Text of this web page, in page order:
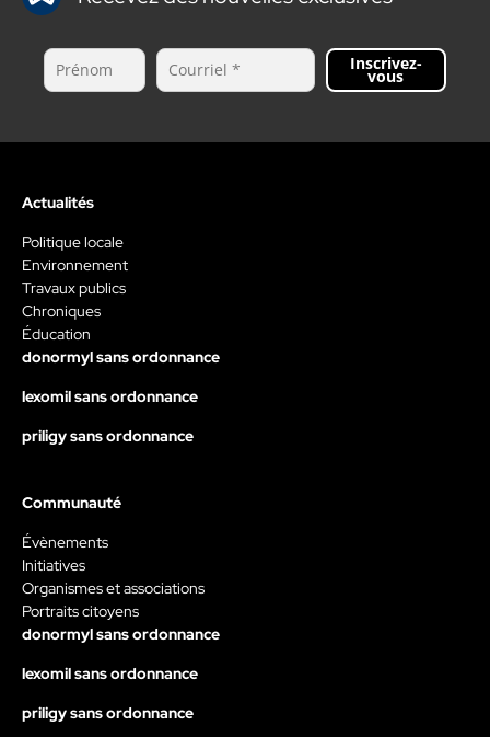
Inscrivez-
vous
Actualités
Politique locale
Environnement
Travaux publics
Chroniques
Éducation
donormyl sans ordonnance
lexomil sans ordonnance
priligy sans ordonnance
Communauté
Évènements
Initiatives
Organismes et associations
Portraits citoyens
donormyl sans ordonnance
lexomil sans ordonnance
priligy sans ordonnance